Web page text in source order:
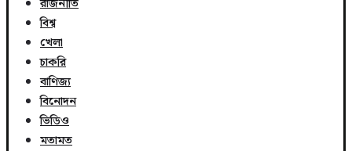
রাজনীতি
বিশ্ব
খেলা
চাকরি
বাণিজ্য
বিনোদন
ভিডিও
মতামত